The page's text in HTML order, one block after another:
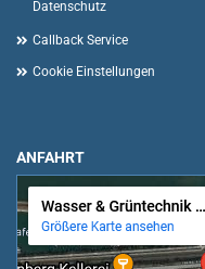
Datenschutz
Callback Service
Cookie Einstellungen
ANFAHRT